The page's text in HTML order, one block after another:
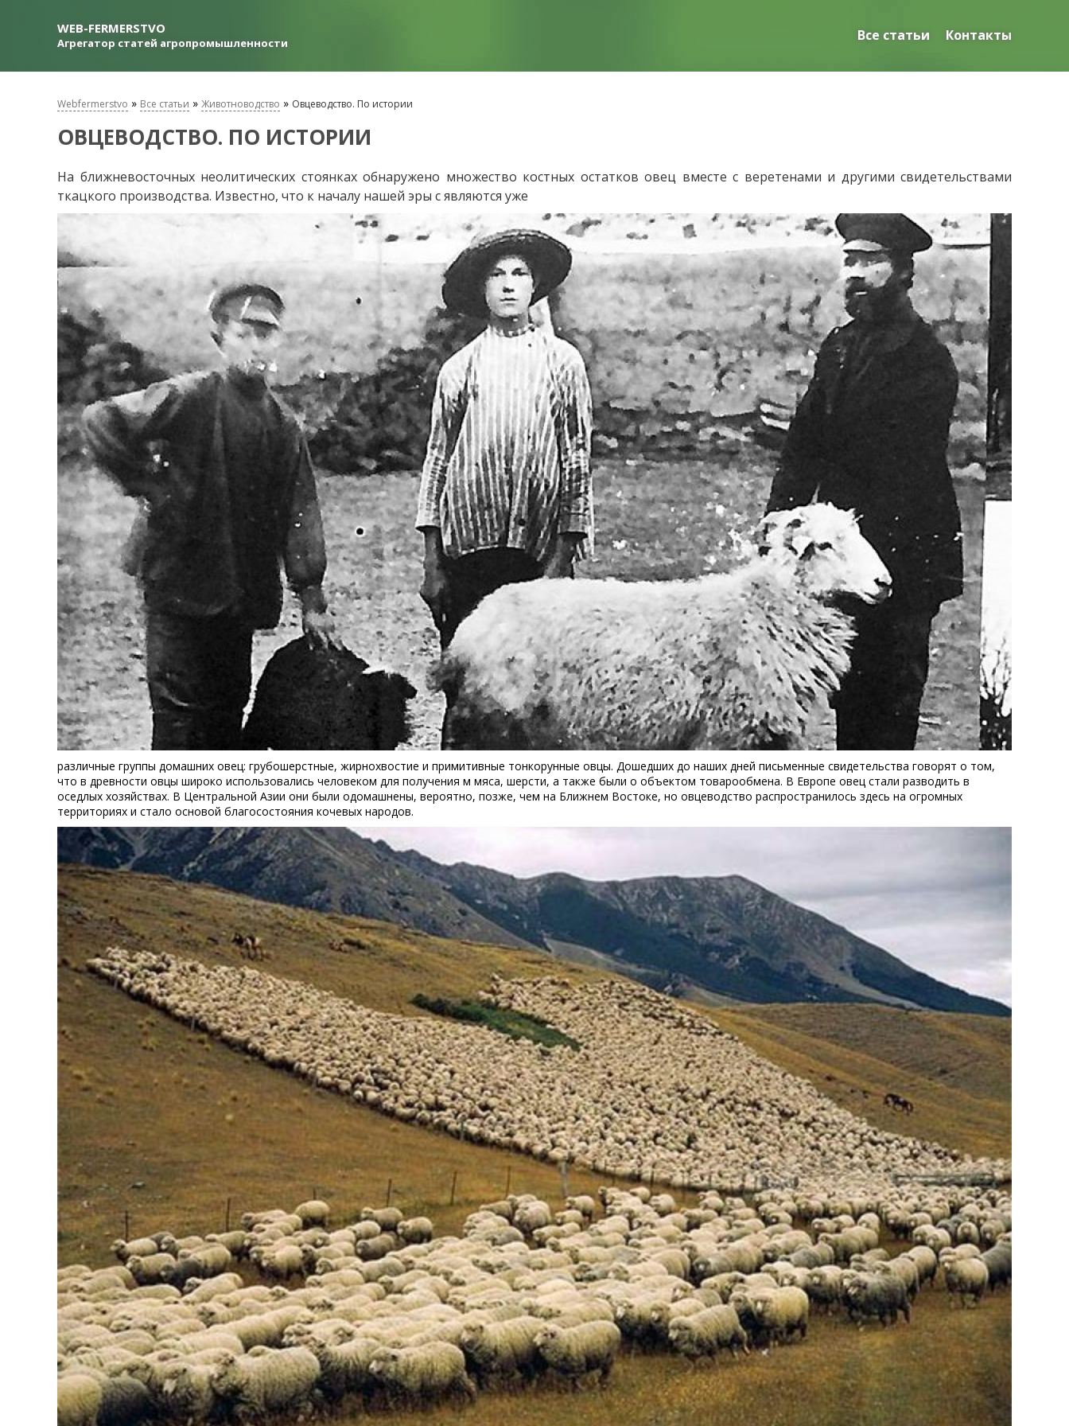
WEB-FERMERSTVO
Агрегатор статей агропромышленности Все статьи Контакты
Webfermerstvo » Все статьи » Животноводство » Овцеводство. По истории
ОВЦЕВОДСТВО. ПО ИСТОРИИ
На ближневосточных неолитических стоянках обнаружено множество костных остатков овец вместе с веретенами и другими свидетельствами
ткацкого производства. Известно, что к началу нашей эры с являются уже
различные группы домашних овец: грубошерстные, жирнохвостие и примитивные тонкорунные овцы. Дошедших до наших дней письменные свидетельства говорят о том,
что в древности овцы широко использовались человеком для получения м мяса, шерсти, а также были о объектом товарообмена. В Европе овец стали разводить в
оседлых хозяйствах. В Центральной Азии они были одомашнены, вероятно, позже, чем на Ближнем Востоке, но овцеводство распространилось здесь на огромных
территориях и стало основой благосостояния кочевых народов.